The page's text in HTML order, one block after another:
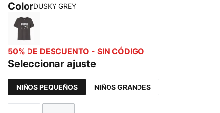
ColorDUSKY GREY
DUSKY GREY
50% DE DESCUENTO - SIN CÓDIGO
Seleccionar ajuste
NIÑOS PEQUEÑOS NIÑOS GRANDES